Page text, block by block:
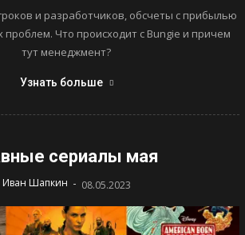
и разработчиков, обсчеты с прибылью
проблем. Что происходит с Bungie и причем
тут менеджмент?
Узнать больше
сериалы мая
Иван Шапкин - 08.05.2023